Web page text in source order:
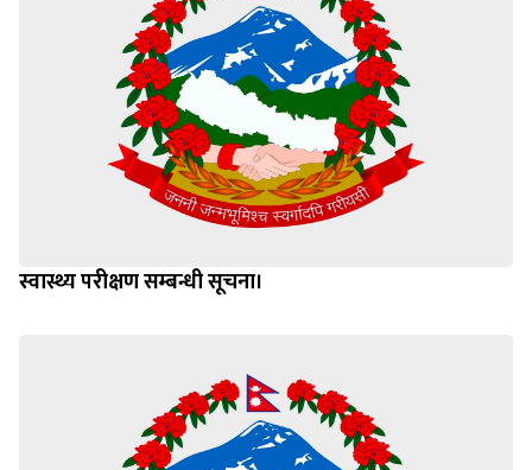
स्वास्थ्य परीक्षण सम्बन्धी सूचना।